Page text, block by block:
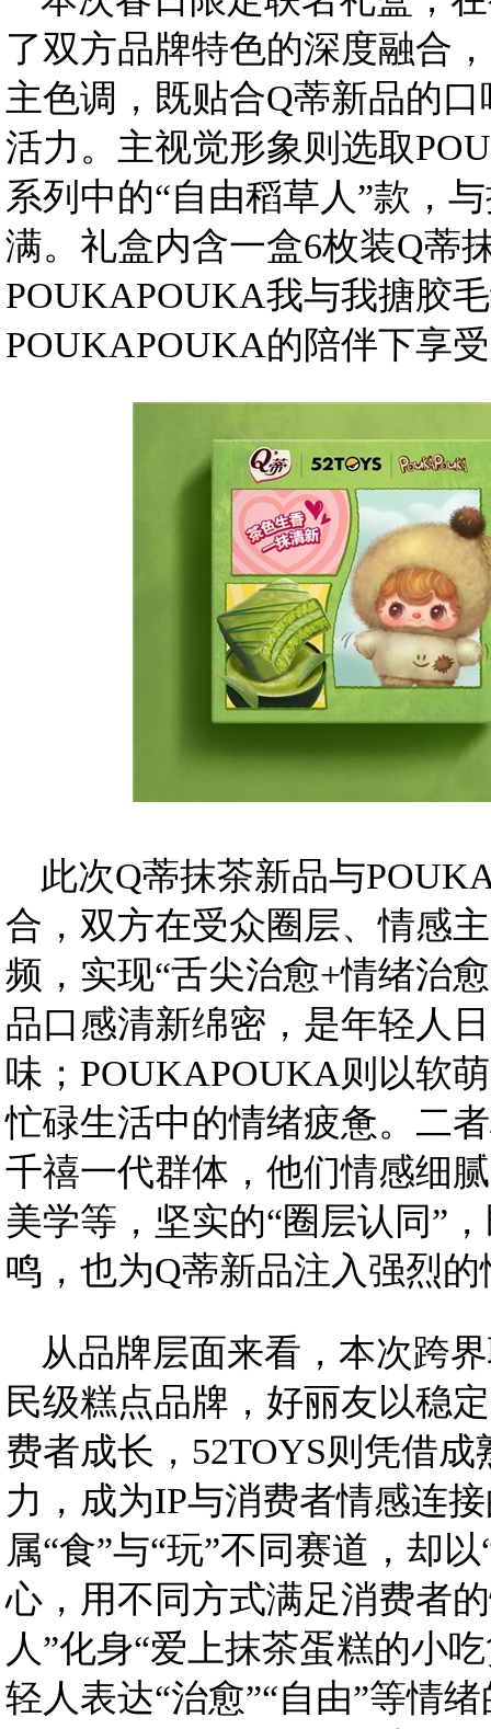
了双方品牌特色的深度融合
主色调，既贴合Q蒂新品的
活力。主视觉形象则选取
系列中的“自由稻草人”款，
满。礼盒内含一盒6枚装Q蒂
POUKAPOUKA我与我搪胶
POUKAPOUKA的陪伴下享
此次Q蒂抹茶新品与
合，双方在受众圈层、情感
频，实现“舌尖治愈+情绪治
品口感清新绵密，是年轻人
味；POUKAPOUKA则以软
忙碌生活中的情绪疲惫。二
千禧一代群体，他们情感细
美学等，坚实的“圈层认同”
鸣，也为Q蒂新品注入强烈
从品牌层面来看，本次跨
民级糕点品牌，好丽友以稳
费者成长，52TOYS则凭借
力，成为IP与消费者情感连
属“食”与“玩”不同赛道，却
心，用不同方式满足消费者
人”化身“爱上抹茶蛋糕的小
轻人表达“治愈”“自由”等情